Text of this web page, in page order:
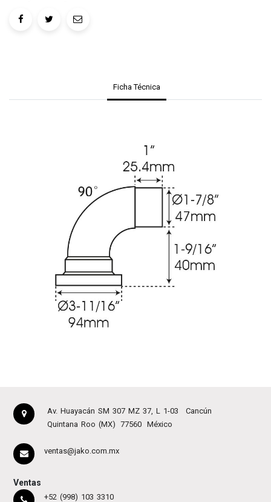
Ficha Técnica
Av. Huayacán SM 307 MZ 37, L 1-03
Cancún
Quintana Roo (MX)
77560 México
ventas@jako.com.mx
Ventas
+52 (998) 103 3310